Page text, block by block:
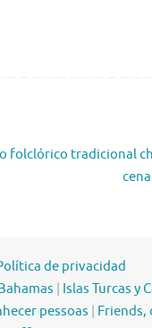
folclórico tradicional
de privacidad
Islas Turcas y
pessoas Friends,